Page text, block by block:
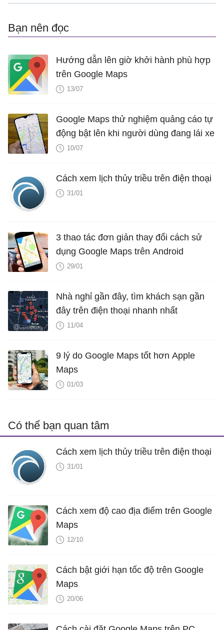
Bạn nên đọc
Hướng dẫn lên giờ khởi hành phù hợp
trên Google Maps
13/07
Google Maps thử nghiệm quảng cáo tự
động bật lên khi người dùng đang lái xe
10/07
Cách xem lịch thủy triều trên điện thoại
31/01
3 thao tác đơn giản thay đổi cách sử
dụng Google Maps trên Android
29/01
Nhà nghỉ gần đây, tìm khách sạn gần
đây trên điện thoại nhanh nhất
11/04
9 lý do Google Maps tốt hơn Apple
Maps
01/03
Có thể bạn quan tâm
Cách xem lịch thủy triều trên điện thoại
31/01
Cách xem độ cao địa điểm trên Google
Maps
12/10
Cách bật giới hạn tốc độ trên Google
Maps
20/06